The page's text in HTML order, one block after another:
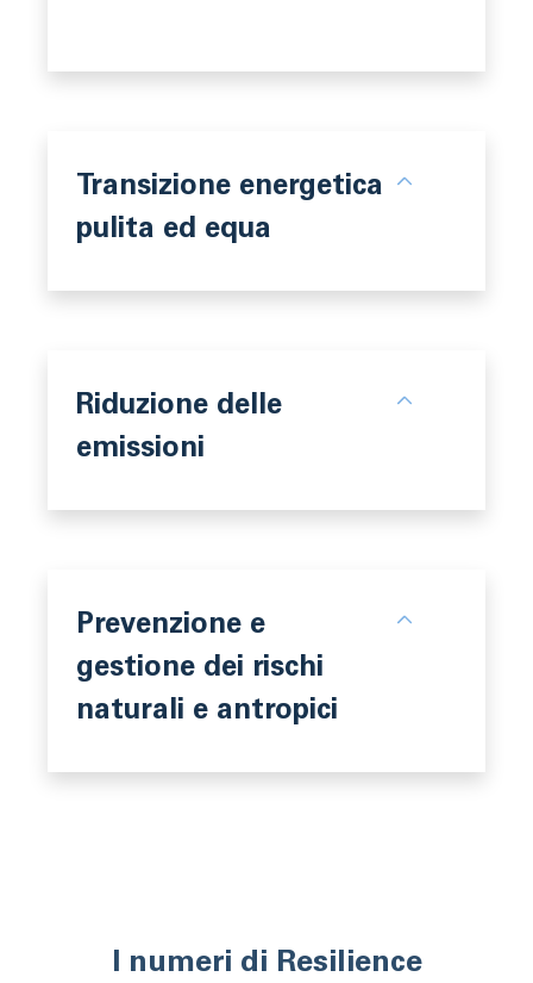
Transizione energetica
pulita ed equa
Riduzione delle
emissioni
Prevenzione e
gestione dei rischi
naturali e antropici
I numeri di Resilience